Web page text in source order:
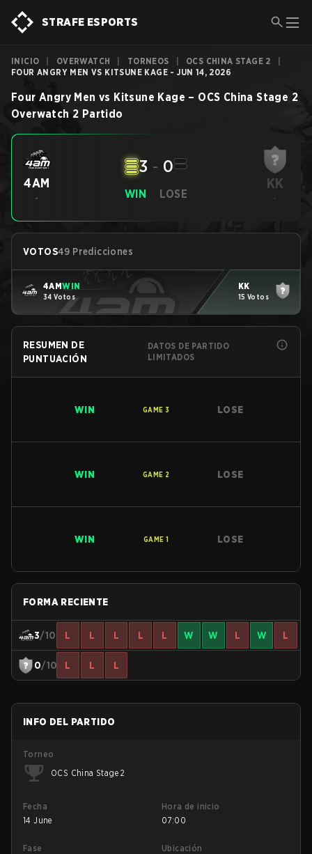
STRAFE ESPORTS
INICIO OVERWATCH TORNEOS OCS CHINA STAGE 2
FOUR ANGRY MEN VS KITSUNE KAGE - JUN 14, 2026
Four Angry Men vs Kitsune Kage – OCS China Stage 2
Overwatch 2 Partido
4AM
- WIN
3 - 0
LOSE
KK
-
VOTOS49 Predicciones
4AMWIN
34 Votos
KK
15 Votos
RESUMEN DE
PUNTUACIÓN
DATOS DE PARTIDO
LIMITADOS
WIN GAME 3 LOSE
WIN GAME 2 LOSE
WIN GAME 1 LOSE
FORMA RECIENTE
3/10 L L L L L W W L W L
0/10 L L L
INFO DEL PARTIDO
Torneo
OCS China Stage 2
Fecha
14 June
Hora de inicio
07:00
Fase
Ubicación